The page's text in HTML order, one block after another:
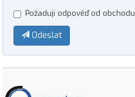
Požaduji odpověď od obchodu
Odeslat